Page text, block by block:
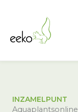
inhoud
INZAMELPUNT
Aquaplantsonline